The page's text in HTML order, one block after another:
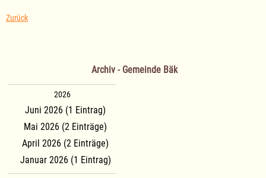
Zurück
Archiv - Gemeinde Bäk
2026
Juni 2026 (1 Eintrag)
Mai 2026 (2 Einträge)
April 2026 (2 Einträge)
Januar 2026 (1 Eintrag)